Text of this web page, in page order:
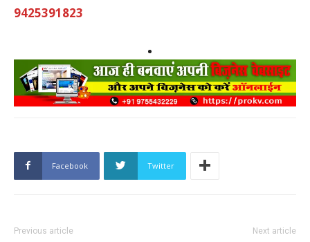
9425391823
Facebook Twitter
Previous article Next article